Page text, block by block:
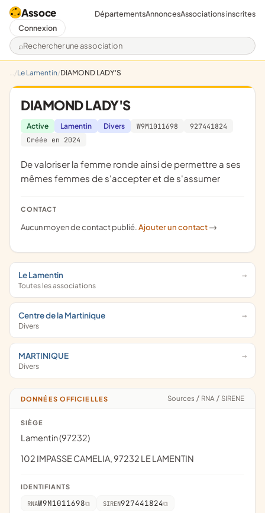
Assoce
Rechercher une association
DépartementsAnnoncesAssociations inscrites
Connexion
Le Lamentin DIAMOND LADY'S
DIAMOND LADY'S
Active Lamentin Divers W9M1011698
927441824
Créée en 2024
de valoriser la femme ronde ainsi de permettre a ses
mêmes femmes de s'accepter et de s'assumer
CONTACT
Aucun moyen de contact publié.Ajouter un contact ->
Le Lamentin
Toutes les associations
Centre de la Martinique
Divers
MARTINIQUE
Divers
DONNÉES OFFICIELLES Sources / RNA / SIRENE
SIÈGE
Lamentin (97232)
102 IMPASSE CAMELIA, 97232 LE LAMENTIN
IDENTIFIANTS
RNAW9M1011698 SIREN927441824